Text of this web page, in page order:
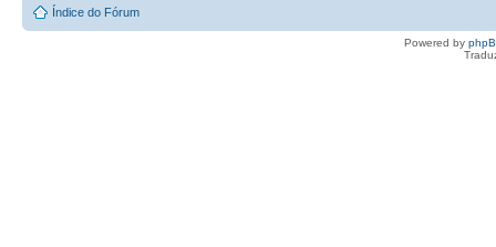
Índice do Fórum
Powered by